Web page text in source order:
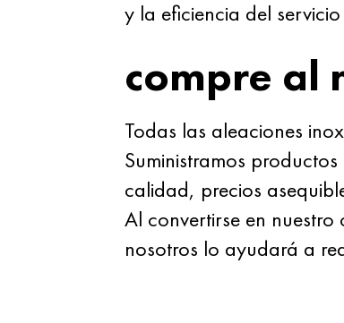
y la eficiencia del
compre al
Todas las aleaciones
Suministramos
calidad, precios
Al convertirse en
nosotros lo ayudará a